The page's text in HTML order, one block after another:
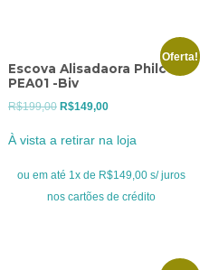
Oferta!
Escova Alisadaora Philco
PEA01 -Biv
R$199,00 O
era:
R$199,00.
R$149,00O
atual
é:
R$149,00.
À vista a retirar na loja
ou em até 1x de R$149,00 s/ juros
nos cartões de crédito